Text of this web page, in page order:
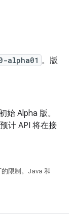
alpha01 。版
始 Alpha 版。
计 API 将在接
限制。Java 和